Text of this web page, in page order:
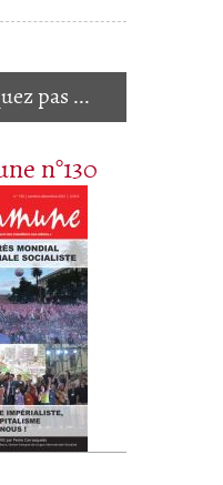
pas ...
n°130